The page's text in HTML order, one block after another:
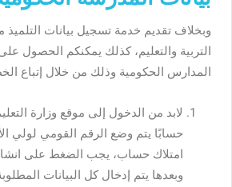
وبخلاف تقديم خدمة تسجيل بيانات التلميذ
التربية والتعليم، كذلك يمكنكم الحصول
المدارس الحكومية وذلك من خلال إتباع
لابد من الدخول إلى موقع وزارة
حسابًا يتم وضع الرقم القومي لولي
امتلاك حساب، يجب الضغط على
وبعدها يتم إدخال كل البيانات